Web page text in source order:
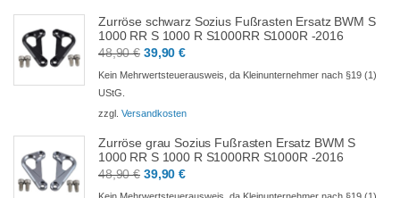
Zurröse schwarz Sozius Fußrasten Ersatz BWM S
1000 RR S 1000 R S1000RR S1000R -2016
48,90€ Ursprünglicher
Preis
48,90 €
39,90€Aktueller
Preis
39,90 €.
Kein Mehrwertsteuerausweis, da Kleinunternehmer nach §19 (1)
UStG.
zzgl. Versandkosten
Zurröse grau Sozius Fußrasten Ersatz BWM S
1000 RR S 1000 R S1000RR S1000R -2016
48,90€ Ursprünglicher
Preis
39,90€Aktueller
Preis